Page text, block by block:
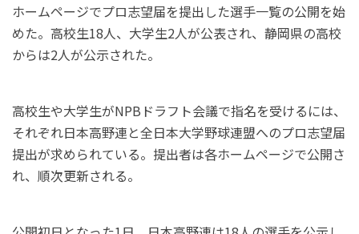
ホームページでプロ志望届を提出した選手一覧の公開を始
めた。高校生18人、大学生2人が公表され、静岡県の高校
からは2人が公示された。
高校生や大学生がNPBドラフト会議で指名を受けるには、
それぞれ日本高野連と全日本大学野球連盟へのプロ志望届
提出が求められている。提出者は各ホームページで公開さ
れ、順次更新される。